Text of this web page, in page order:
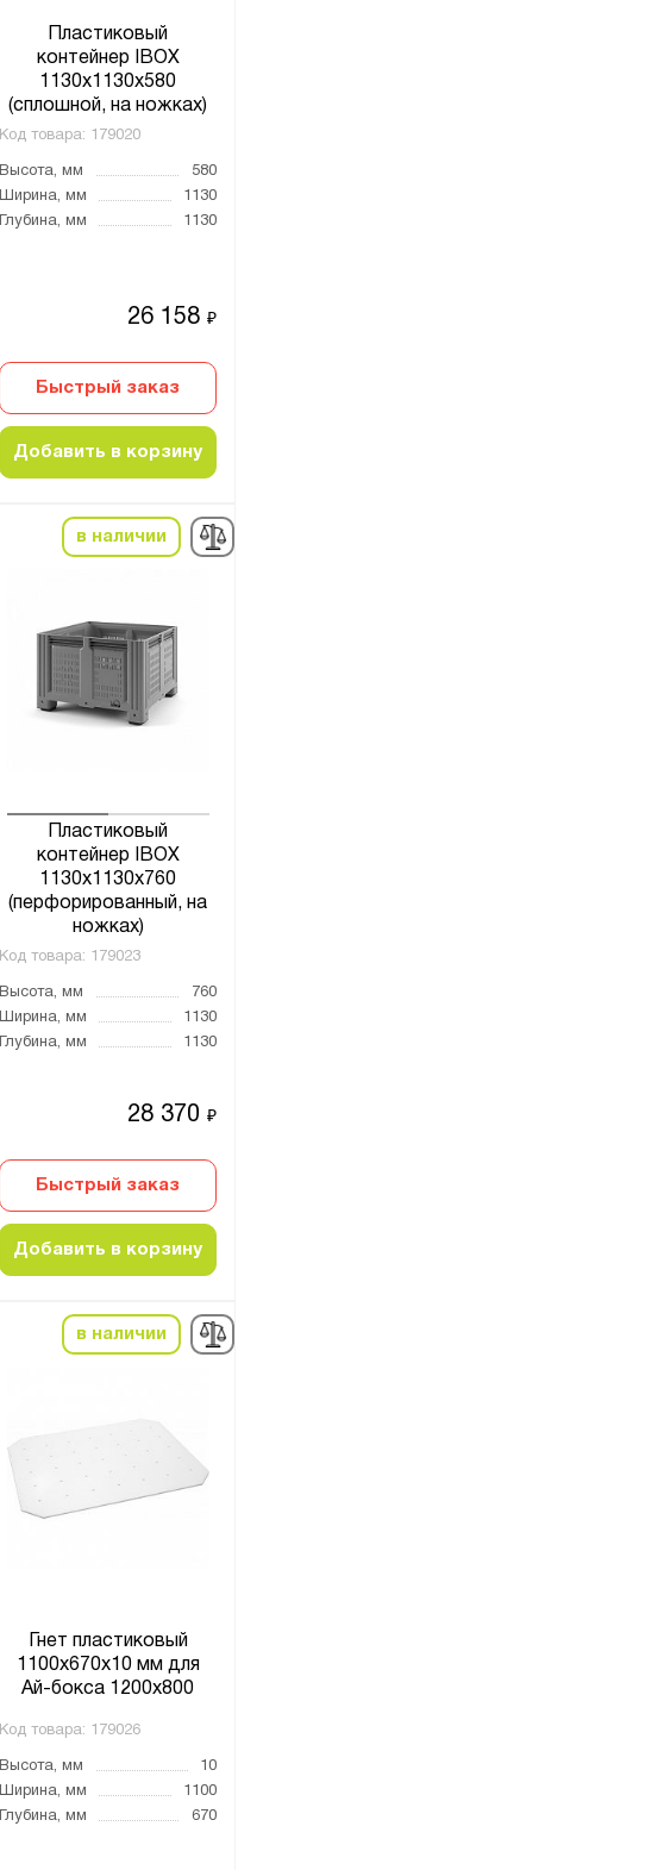
Пластиковый
контейнер IBOX
1130x1130x580
(сплошной, на ножках)
Код товара: 179020
Высота, мм
580
Ширина, мм
1130
Глубина, мм
1130
26 158 ₽
Быстрый заказ
Добавить в корзину
в наличии
Пластиковый
контейнер IBOX
1130x1130x760
(перфорированный, на
ножках)
Код товара: 179023
Высота, мм
760
Ширина, мм
1130
Глубина, мм
1130
28 370 ₽
Быстрый заказ
Добавить в корзину
в наличии
Гнет пластиковый
1100х670х10 мм для
Ай-бокса 1200х800
Код товара: 179026
Высота, мм
10
Ширина, мм
1100
Глубина, мм
670